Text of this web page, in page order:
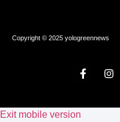
Copyright © 2025 yologreennews
Exit mobile version